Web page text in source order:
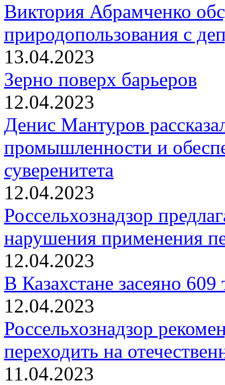
Виктория Абрамченко
природопользования с
13.04.2023
Зерно поверх барьеров
12.04.2023
Денис Мантуров
промышленности и
суверенитета
12.04.2023
Россельхознадзор
нарушения применения
12.04.2023
В Казахстане засеяно 609
12.04.2023
Россельхознадзор
переходить на
11.04.2023